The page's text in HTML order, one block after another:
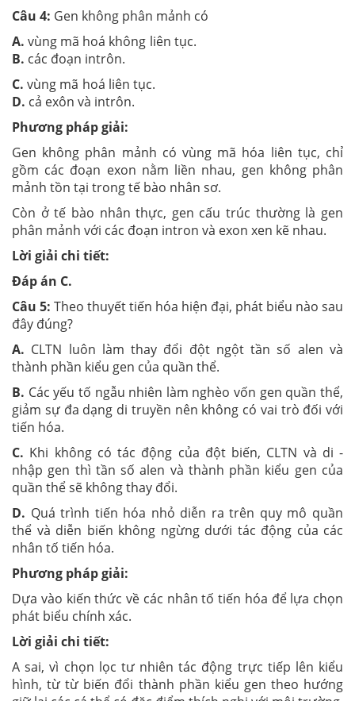
Câu 4: Gen không phân mảnh có
A.vùng mã hoá không liên tục.
B. các đoạn intrôn.
C.vùng mã hoá liên tục.
D. cả exôn và intrôn.
Phương pháp giải:
Gen không phân mảnh có vùng mã hóa liên tục, chỉ
gồm các đoạn exon nằm liền nhau, gen không phân
mảnh tồn tại trong tế bào nhân sơ.
Còn ở tế bào nhân thực, gen cấu trúc thường là gen
phân mảnh với các đoạn intron và exon xen kẽ nhau.
Lời giải chi tiết:
Đáp án C.
Câu 5: Theo thuyết tiến hóa hiện đại, phát biểu nào sau
đây đúng?
A. CLTN luôn làm thay đổi đột ngột tần số alen và
thành phần kiểu gen của quần thể.
B. Các yếu tố ngẫu nhiên làm nghèo vốn gen quần thể,
giảm sự đa dạng di truyền nên không có vai trò đối với
tiến hóa.
C. Khi không có tác động của đột biến, CLTN và di -
nhập gen thì tần số alen và thành phần kiểu gen của
quần thể sẽ không thay đổi.
D. Quá trình tiến hóa nhỏ diễn ra trên quy mô quần
thể và diễn biến không ngừng dưới tác động của các
nhân tố tiến hóa.
Phương pháp giải:
Dựa vào kiến thức về các nhân tố tiến hóa để lựa chọn
phát biểu chính xác.
Lời giải chi tiết:
A sai, vì chọn lọc tư nhiên tác động trực tiếp lên kiểu
hình, từ từ biến đổi thành phần kiểu gen theo hướng